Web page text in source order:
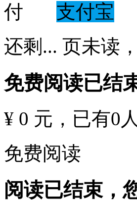
支付宝
还剩 ... 页未读，
免费阅读已结
¥ 0 元 ，已有0
免费阅读
阅读已结束，